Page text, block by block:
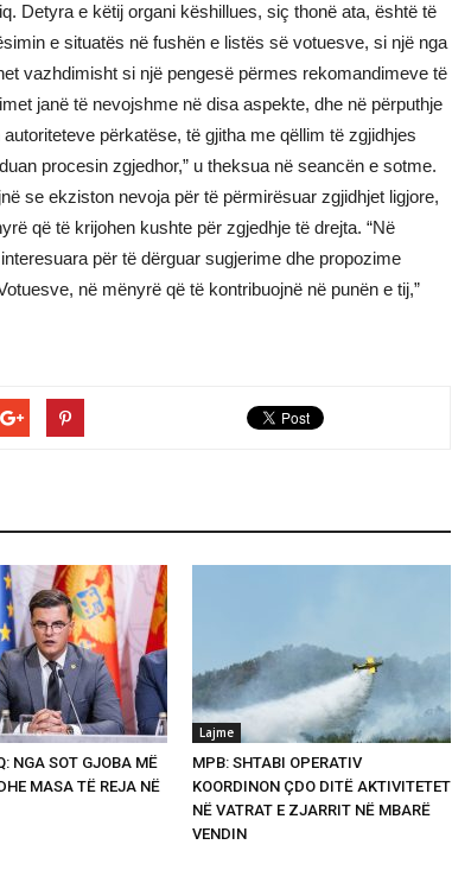
Detyra e këtij organi këshillues, siç thonë ata, është të
e situatës në fushën e listës së votuesve, si një nga
vazhdimisht si një pengesë përmes rekomandimeve të
janë të nevojshme në disa aspekte, dhe në përputhje
përkatëse, të gjitha me qëllim të zgjidhjes
procesin zgjedhor,” u theksua në seancën e sotme.
se ekziston nevoja për të përmirësuar zgjidhjet ligjore,
që të krijohen kushte për zgjedhje të drejta. “Në
për të dërguar sugjerime dhe propozime
në mënyrë që të kontribuojnë në punën e tij,”
NGA SOT GJOBA MË
MASA TË REJA NË
Lajme
MPB: SHTABI OPERATIV
KOORDINON ÇDO DITË AKTIVITETET
NË VATRAT E ZJARRIT NË MBARË
VENDIN